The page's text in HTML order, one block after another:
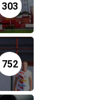
303
752